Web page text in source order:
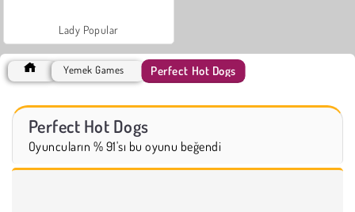
Lady Popular
Yemek Games Perfect Hot Dogs
Perfect Hot Dogs
Oyuncuların % 91'sı bu oyunu beğendi